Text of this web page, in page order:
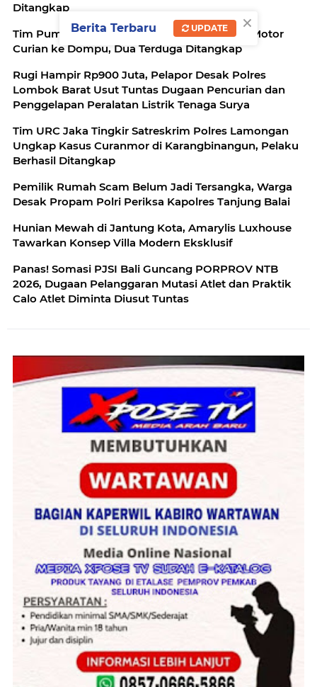
Ditangkap
Tim Puma Polda NTB Gagalkan Pengiriman Motor
Curian ke Dompu, Dua Terduga Ditangkap
Rugi Hampir Rp900 Juta, Pelapor Desak Polres
Lombok Barat Usut Tuntas Dugaan Pencurian dan
Penggelapan Peralatan Listrik Tenaga Surya
Tim URC Jaka Tingkir Satreskrim Polres Lamongan
Ungkap Kasus Curanmor di Karangbinangun, Pelaku
Berhasil Ditangkap
Pemilik Rumah Scam Belum Jadi Tersangka, Warga
Desak Propam Polri Periksa Kapolres Tanjung Balai
Hunian Mewah di Jantung Kota, Amarylis Luxhouse
Tawarkan Konsep Villa Modern Eksklusif
Panas! Somasi PJSI Bali Guncang PORPROV NTB
2026, Dugaan Pelanggaran Mutasi Atlet dan Praktik
Calo Atlet Diminta Diusut Tuntas
×
Berita Terbaru UPDATE